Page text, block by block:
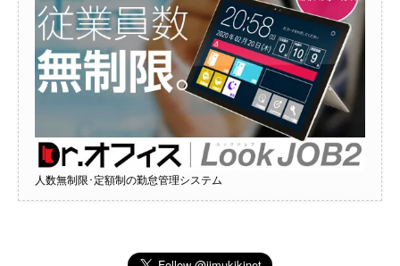
人数無制限･定額制の勤怠管理システム